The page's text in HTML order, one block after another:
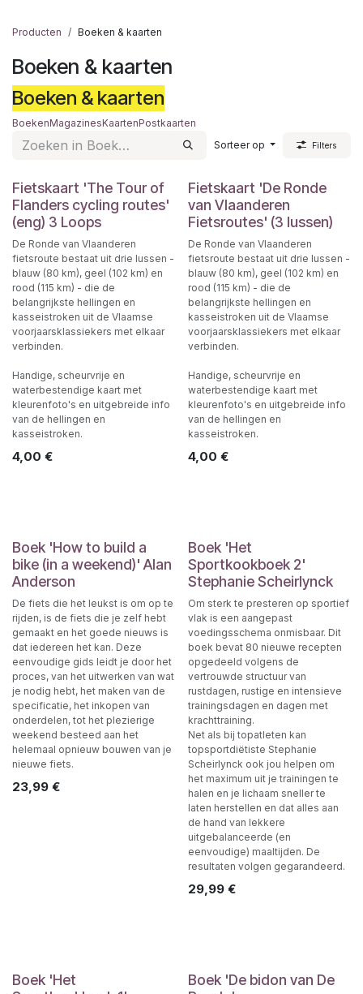
Producten Boeken & kaarten
Boeken & kaarten
Boeken & kaarten
BoekenMagazinesKaartenPostkaarten
Sorteer op
Filters
Fietskaart 'The Tour of
Flanders cycling routes'
(eng) 3 Loops
De Ronde van Vlaanderen
fietsroute bestaat uit drie lussen -
blauw (80 km), geel (102 km) en
rood (115 km) - die de
belangrijkste hellingen en
kasseistroken uit de Vlaamse
voorjaarsklassiekers met elkaar
verbinden.
Handige, scheurvrije en
waterbestendige kaart met
kleurenfoto's en uitgebreide info
van de hellingen en
kasseistroken.
4,00 €
Fietskaart 'De Ronde
van Vlaanderen
Fietsroutes' (3 lussen)
De Ronde van Vlaanderen
fietsroute bestaat uit drie lussen -
blauw (80 km), geel (102 km) en
rood (115 km) - die de
belangrijkste hellingen en
kasseistroken uit de Vlaamse
voorjaarsklassiekers met elkaar
verbinden.
Handige, scheurvrije en
waterbestendige kaart met
kleurenfoto's en uitgebreide info
van de hellingen en
kasseistroken.
4,00 €
Boek 'How to build a
bike (in a weekend)' Alan
Anderson
De fiets die het leukst is om op te
rijden, is de fiets die je zelf hebt
gemaakt en het goede nieuws is
dat iedereen het kan. Deze
eenvoudige gids leidt je door het
proces, van het uitwerken van wat
je nodig hebt, het maken van de
specificatie, het inkopen van
onderdelen, tot het plezierige
weekend besteed aan het
helemaal opnieuw bouwen van je
nieuwe fiets.
23,99 €
Boek 'Het
Sportkookboek 2'
Stephanie Scheirlynck
Om sterk te presteren op sportief
vlak is een aangepast
voedingsschema onmisbaar. Dit
boek bevat 80 nieuwe recepten
opgedeeld volgens de
vertrouwde structuur van
rustdagen, rustige en intensieve
trainingsdagen en dagen met
krachttraining.
Net als bij topatleten kan
topsportdiëtiste Stephanie
Scheirlynck ook jou helpen om
het maximum uit je trainingen te
halen en je lichaam sneller te
laten herstellen en dat alles aan
de hand van lekkere
uitgebalanceerde (en
eenvoudige) maaltijden. De
resultaten volgen gegarandeerd.
29,99€
Boek 'Het
Boek 'De bidon van De